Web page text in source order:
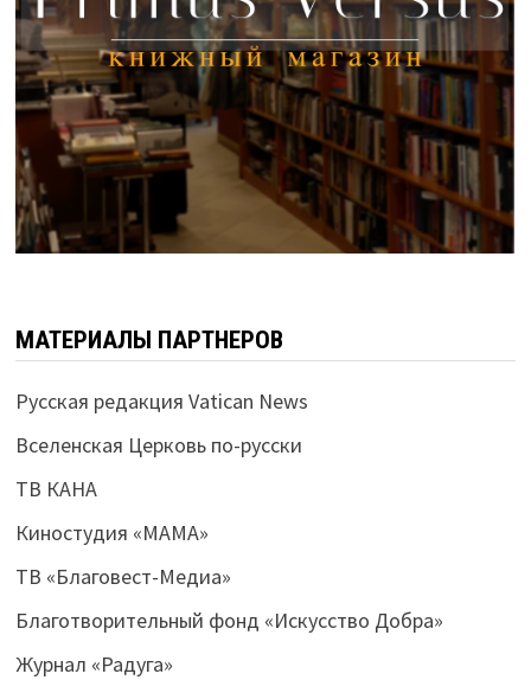
МАТЕРИАЛЫ ПАРТНЕРОВ
Русская редакция Vatican News
Вселенская Церковь по-русски
ТВ КАНА
Киностудия «МАМА»
ТВ «Благовест-Медиа»
Благотворительный фонд «Искусство Добра»
Журнал «Радуга»